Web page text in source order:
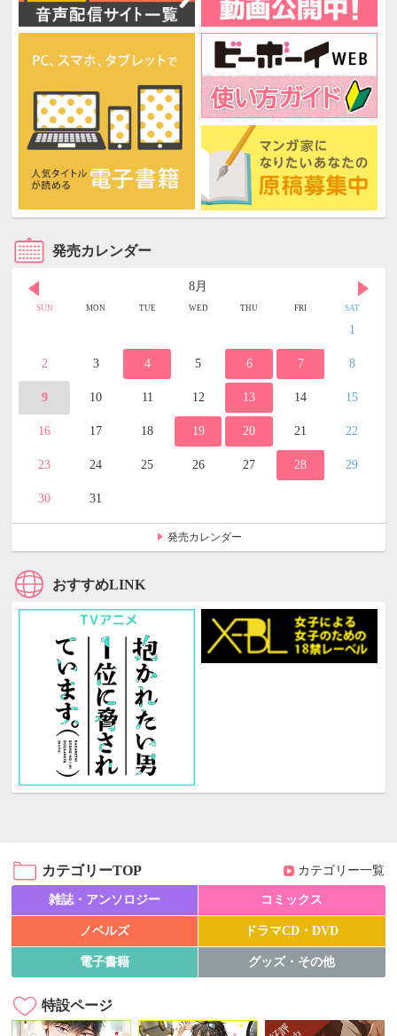
発売カレンダー
8月
SUN MON TUE WED THU FRI SAT
1
2 3 4 5 6 7 8
9 10 11 12 13 14 15
16 17 18 19 20 21 22
23 24 25 26 27 28 29
30 31
発売カレンダー
おすすめLINK
カテゴリーTOP カテゴリー一覧
雑誌・アンソロジー コミックス
ノベルズ ドラマCD・DVD
電子書籍 グッズ・その他
特設ページ